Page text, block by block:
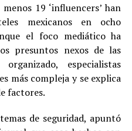
19 ‘influencers’ han
mexicanos en ocho
el foco mediático ha
presuntos nexos de las
especialistas
más compleja y se explica
factores.
de seguridad, apuntó